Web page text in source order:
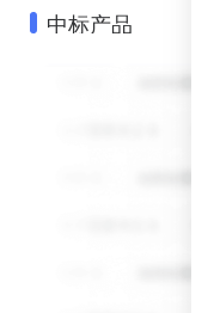
中标产品